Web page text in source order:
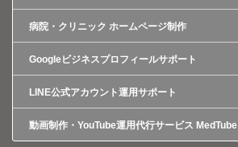
病院・クリニック ホームページ制作
Googleビジネスプロフィールサポート
LINE公式アカウント運用サポート
動画制作・YouTube運用代行サービス MedTube